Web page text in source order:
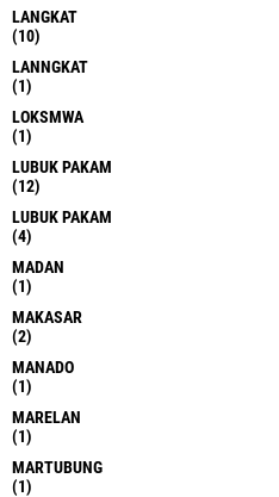
LANGKAT
(10)
LANNGKAT
(1)
LOKSMWA
(1)
LUBUK PAKAM
(12)
LUBUK PAKAM
(4)
MADAN
(1)
MAKASAR
(2)
MANADO
(1)
MARELAN
(1)
MARTUBUNG
(1)